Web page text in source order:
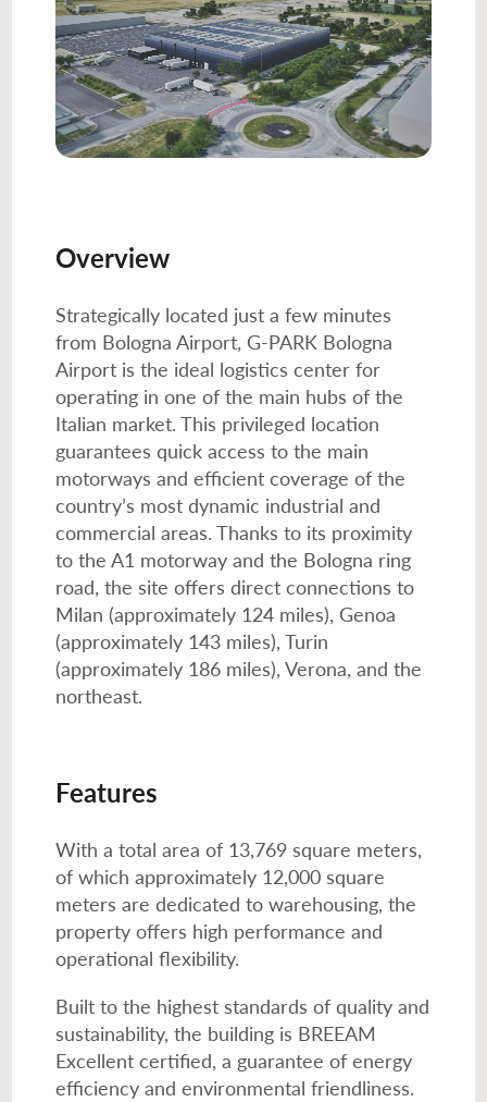
Overview
Strategically located just a few minutes
from Bologna Airport, G-PARK Bologna
Airport is the ideal logistics center for
operating in one of the main hubs of the
Italian market. This privileged location
guarantees quick access to the main
motorways and efficient coverage of the
country’s most dynamic industrial and
commercial areas. Thanks to its proximity
to the A1 motorway and the Bologna ring
road, the site offers direct connections to
Milan (approximately 124 miles), Genoa
(approximately 143 miles), Turin
(approximately 186 miles), Verona, and the
northeast.
Features
With a total area of 13,769 square meters,
of which approximately 12,000 square
meters are dedicated to warehousing, the
property offers high performance and
operational flexibility.
Built to the highest standards of quality and
sustainability, the building is BREEAM
Excellent certified, a guarantee of energy
efficiency and environmental friendliness.